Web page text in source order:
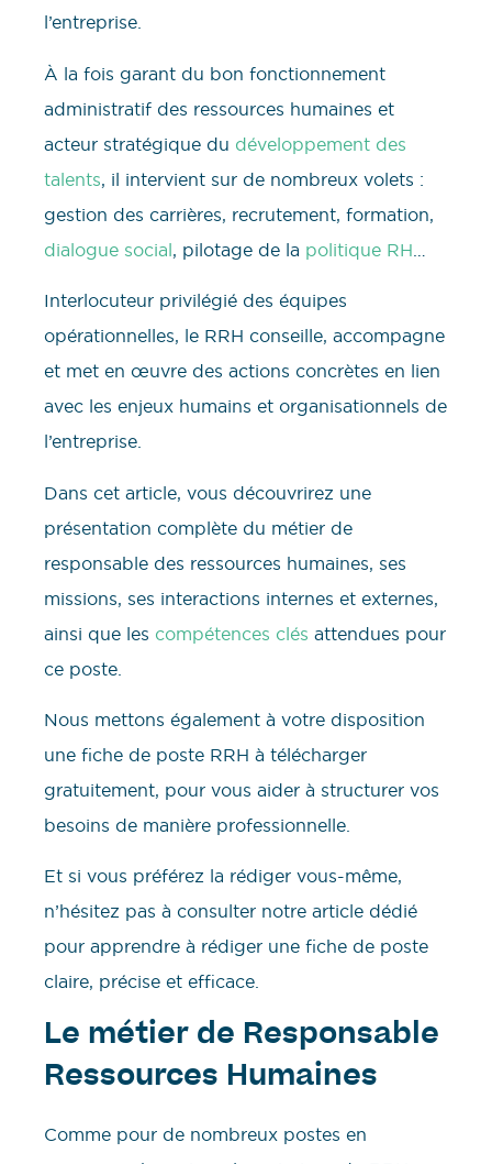
l’entreprise.
À la fois garant du bon fonctionnement
administratif des ressources humaines et
acteur stratégique du développement des
talents, il intervient sur de nombreux volets :
gestion des carrières, recrutement, formation,
dialogue social, pilotage de la politique RH
Interlocuteur privilégié des équipes
opérationnelles, le RRH conseille, accompagne
et met en œuvre des actions concrètes en lien
avec les enjeux humains et organisationnels de
l’entreprise.
Dans cet article, vous découvrirez une
présentation complète du métier de
responsable des ressources humaines, ses
missions, ses interactions internes et externes,
ainsi que les compétences clés attendues pour
ce poste.
Nous mettons également à votre disposition
une fiche de poste RRH à télécharger
gratuitement, pour vous aider à structurer vos
besoins de manière professionnelle.
Et si vous préférez la rédiger vous-même,
n’hésitez pas à consulter notre article dédié
pour apprendre à rédiger une fiche de poste
claire, précise et efficace.
Le métier de Responsable
Ressources Humaines
Comme pour de nombreux postes en